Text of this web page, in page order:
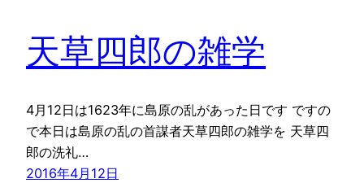
天草四郎の雑学
4月12日は1623年に島原の乱があった日です ですの
で本日は島原の乱の首謀者天草四郎の雑学を 天草四
郎の洗礼…
2016年4月12日